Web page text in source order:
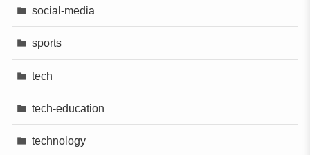
social-media
sports
tech
tech-education
technology